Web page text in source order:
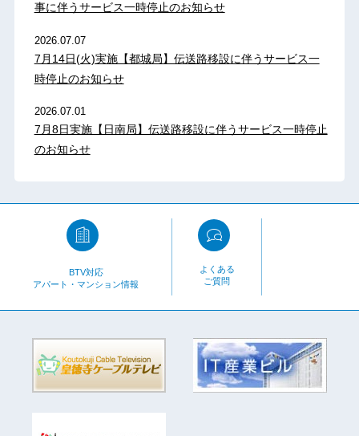
事に伴うサービス一時停止のお知らせ
2026.07.07
7月14日(火)実施【都城局】伝送路移設に伴うサービス一
時停止のお知らせ
2026.07.01
7月8日実施【日南局】伝送路移設に伴うサービス一時停止
のお知らせ
BTV対応
アパート・マンション情報
よくある
ご質問